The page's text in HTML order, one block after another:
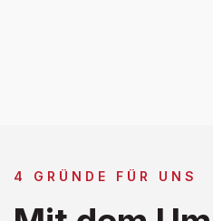
4 GRÜNDE FÜR UNS